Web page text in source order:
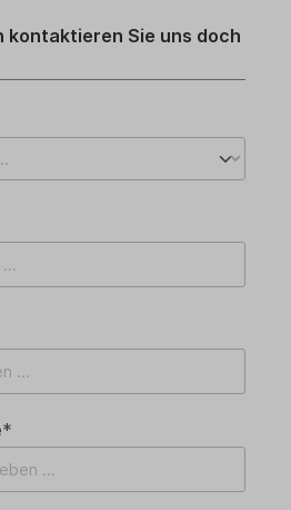
kontaktieren Sie uns doch